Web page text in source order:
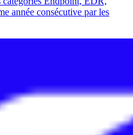
année consécutive par les